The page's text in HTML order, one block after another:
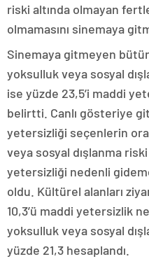
riski altında olmayan
olmamasını sinemaya
Sinemaya gitmeyen
yoksulluk veya sosyal
ise yüzde 23,5’i maddi
belirtti. Canlı gösteriye
yetersizliği seçenlerin
veya sosyal dışlanma
yetersizliği nedenli
oldu. Kültürel alanları
10,3’ü maddi yetersizlik
yoksulluk veya sosyal
yüzde 21,3 hesaplandı.